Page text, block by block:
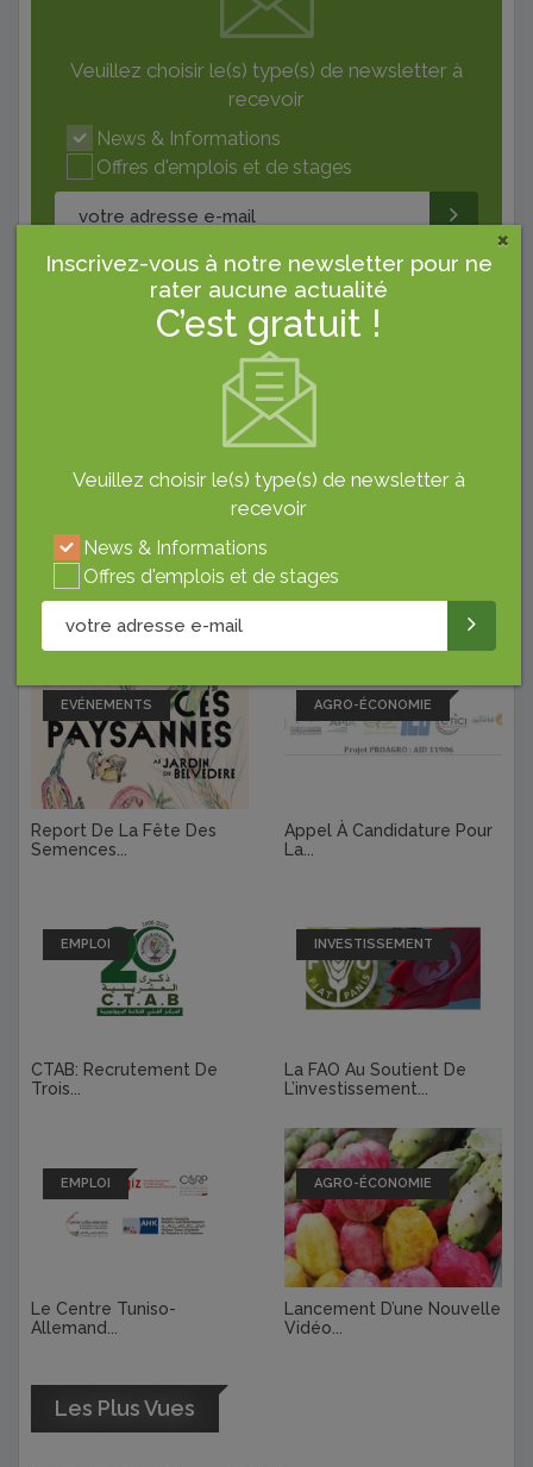
Veuillez choisir le(s) type(s) de newsletter à
recevoir
News & Informations
Offres d'emplois et de stages
Derniers Articles
EVÉNEMENTS
Report De La Fête Des
Semences...
AGRO-ÉCONOMIE
Appel À Candidature Pour
La...
EMPLOI
CTAB: Recrutement De
Trois...
INVESTISSEMENT
La FAO Au Soutient De
L’investissement...
EMPLOI
Le Centre Tuniso-
Allemand...
AGRO-ÉCONOMIE
Lancement D’une Nouvelle
Vidéo...
Les Plus Vues
×
Inscrivez-vous à notre newsletter pour ne
rater aucune actualité
C’est gratuit !
Veuillez choisir le(s) type(s) de newsletter à
recevoir
News & Informations
Offres d'emplois et de stages